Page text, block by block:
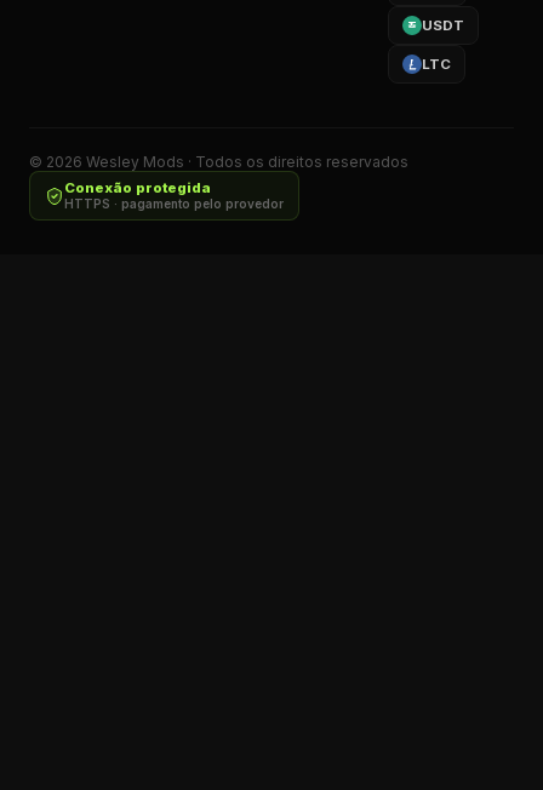
USDT
LTC
© 2026 Wesley Mods · Todos os direitos reservados
Conexão protegida
HTTPS · pagamento pelo provedor